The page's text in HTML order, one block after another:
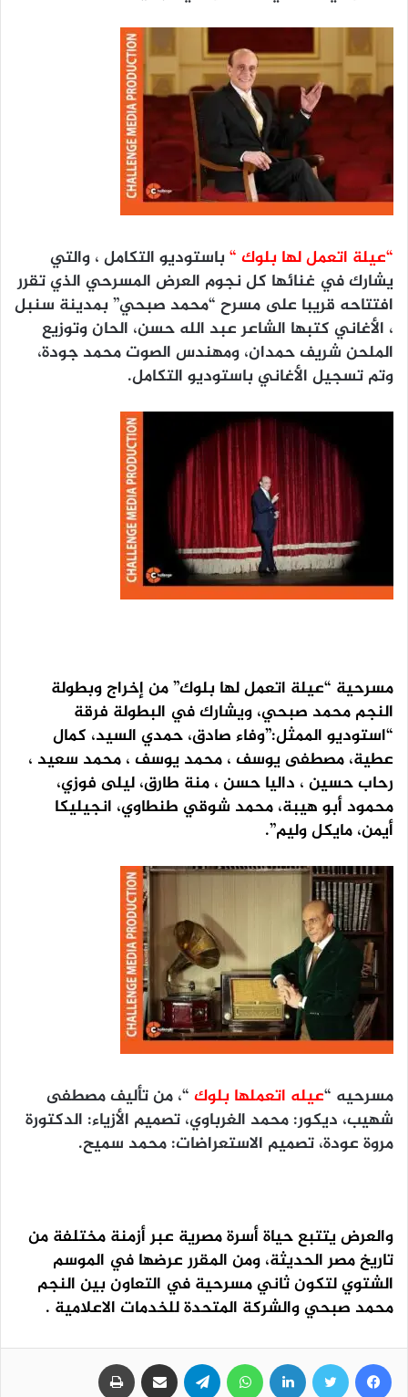
“عيلة اتعمل لها بلوك “ باستوديو التكامل ، والتي
يشارك في غنائها كل نجوم العرض المسرحي الذي تقرر
افتتاحه قريبا على مسرح “محمد صبحي” بمدينة سنبل
، الأغاني كتبها الشاعر عبد الله حسن، الحان وتوزيع
الملحن شريف حمدان، ومهندس الصوت محمد جودة،
وتم تسجيل الأغاني باستوديو التكامل.
مسرحية “عيلة اتعمل لها بلوك” من إخراج وبطولة
النجم محمد صبحي، ويشارك في البطولة فرقة
“استوديو الممثل:”وفاء صادق، حمدي السيد، كمال
عطية، مصطفى يوسف ، محمد يوسف ، محمد سعيد ،
رحاب حسين ، داليا حسن ، منة طارق، ليلى فوزي،
محمود أبو هيبة، محمد شوقي طنطاوي، انجيليكا
أيمن، مايكل وليم”.
مسرحيه “عيله اتعملها بلوك “، من تأليف مصطفى
شهيب، ديكور: محمد الغرباوي، تصميم الأزياء: الدكتورة
مروة عودة، تصميم الاستعراضات: محمد سميح.
والعرض يتتبع حياة أسرة مصرية عبر أزمنة مختلفة من
تاريخ مصر الحديثة، ومن المقرر عرضها في الموسم
الشتوي لتكون ثاني مسرحية في التعاون بين النجم
محمد صبحي والشركة المتحدة للخدمات الاعلامية .